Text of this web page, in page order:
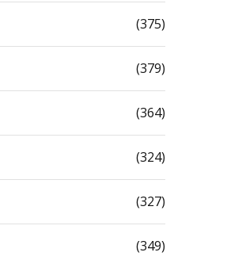
(375)
(379)
(364)
(324)
(327)
(349)